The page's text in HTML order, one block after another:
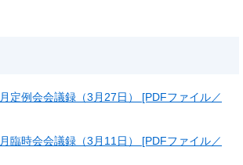
定例会会議録（3月27日） [PDFファイル／
臨時会会議録（3月11日） [PDFファイル／